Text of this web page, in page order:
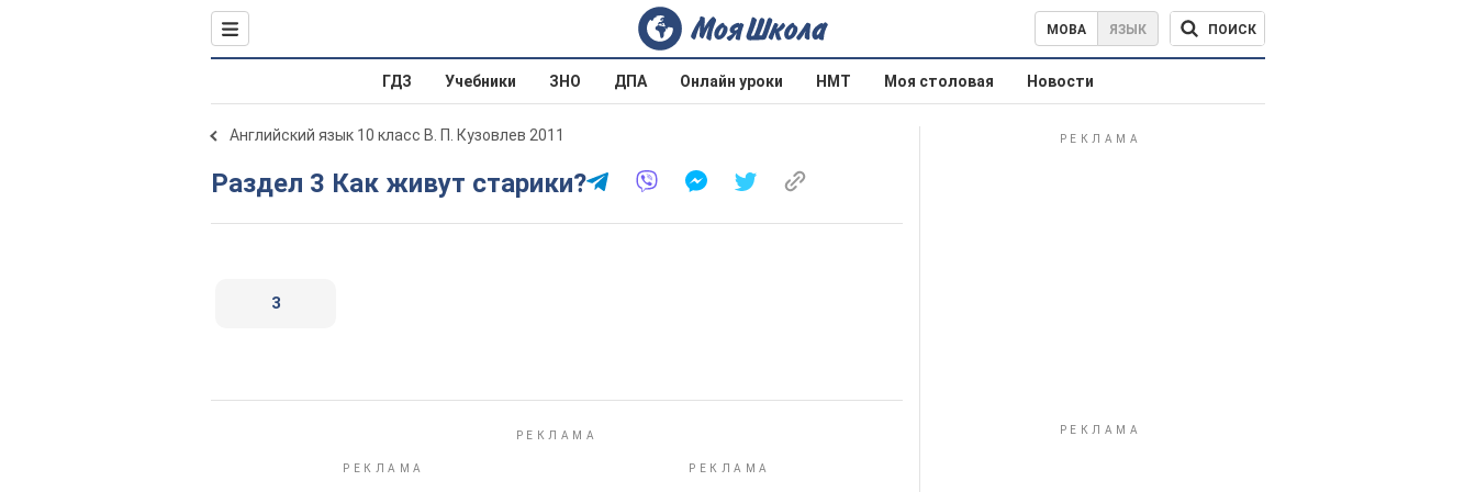
МОВА ЯЗЫК ПОИСК
ГДЗ Учебники ЗНО ДПА Онлайн уроки НМТ Моя столовая Новости
Английский язык 10 класс В. П. Кузовлев 2011
Раздел 3 Как живут старики?
3